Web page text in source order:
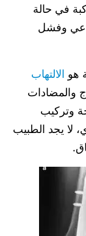
في حالة
وفشل
هو الالتهاب
والمضادات
وتركيب
لا يجد الطبيب